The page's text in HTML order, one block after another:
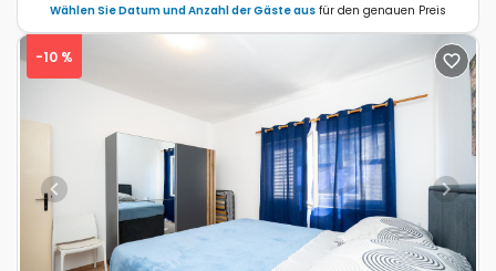
Wählen Sie Datum und Anzahl der Gäste aus für den genauen Preis
Previous Next
-10 %